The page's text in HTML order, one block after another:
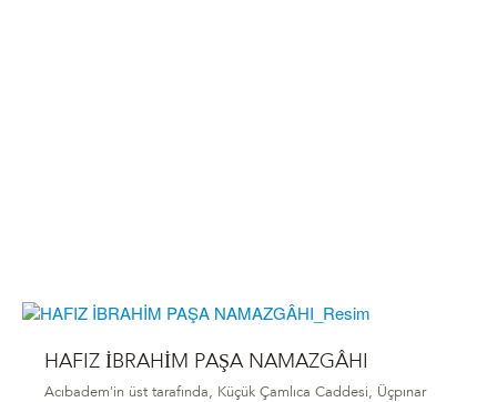
HAFIZ İBRAHİM PAŞA NAMAZGÂHI
Acıbadem'in üst tarafında, Küçük Çamlıca Caddesi, Üçpınar